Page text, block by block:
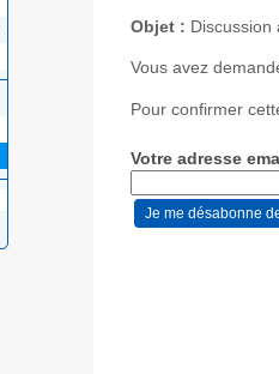
Objet : Discussion
Vous avez
Pour confirmer
Votre adresse